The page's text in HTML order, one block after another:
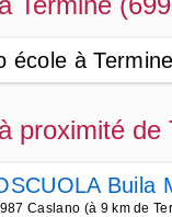
école à Termine
proximité de
Buila
Caslano (à 9 km de